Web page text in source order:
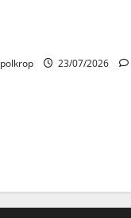
polkrop 23/07/2026